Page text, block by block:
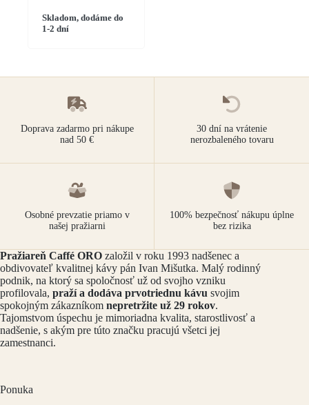
variantov.
Možnosti
na
produktu.
Skladom, dodáme do
1-2 dní
Doprava zadarmo pri nákupe
nad 50 €
30 dní na vrátenie
nerozbaleného tovaru
Osobné prevzatie priamo v
našej pražiarni
100% bezpečnosť nákupu úplne
bez rizika
Pražiareň Caffé ORO založil v roku 1993 nadšenec a
obdivovateľ kvalitnej kávy pán Ivan Mišutka. Malý rodinný
podnik, na ktorý sa spoločnosť už od svojho vzniku
profilovala, praží a dodáva prvotriednu kávu svojim
spokojným zákazníkom nepretržite už 29 rokov.
Tajomstvom úspechu je mimoriadna kvalita, starostlivosť a
nadšenie, s akým pre túto značku pracujú všetci jej
zamestnanci.
Ponuka